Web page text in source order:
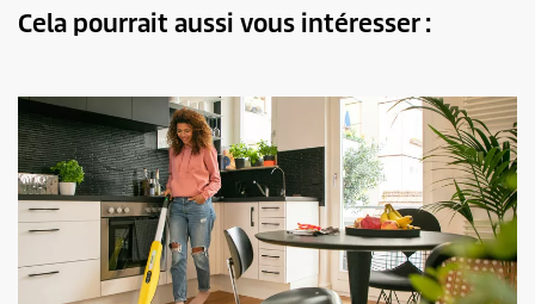
Cela pourrait aussi vous intéresser :